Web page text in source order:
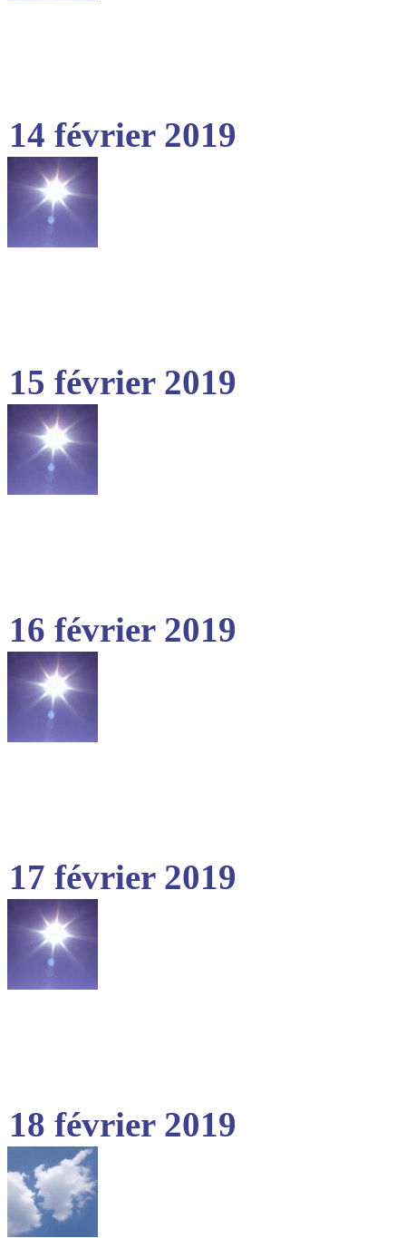
14 février 2019
15 février 2019
16 février 2019
17 février 2019
18 février 2019